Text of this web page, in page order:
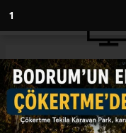
Anasayfa GÜNDEM
İsveç